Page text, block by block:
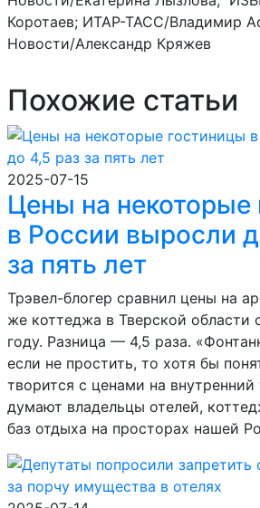
Коротаев; ИТАР-ТАСС/Владимир
Новости/Александр Кряжев
Похожие статьи
2025-07-15
Цены на некоторые
в России выросли
за пять лет
Трэвел-блогер сравнил цены на
же коттеджа в Тверской области
году. Разница — 4,5 раза.
если не простить, то хотя бы
творится с ценами на
думают владельцы отелей,
баз отдыха на просторах нашей